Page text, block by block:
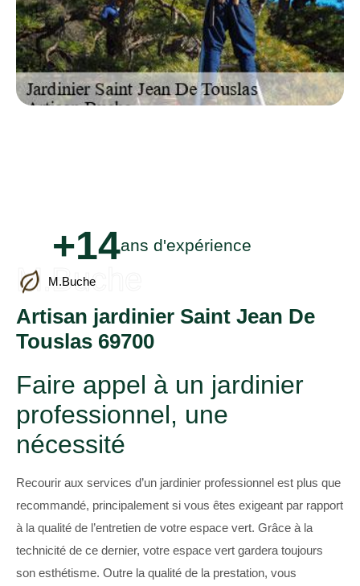
+14ans d'expérience
M.Buche
M.Buche
Artisan jardinier Saint Jean De
Touslas 69700
Faire appel à un jardinier
professionnel, une
nécessité
Recourir aux services d’un jardinier professionnel est plus que
recommandé, principalement si vous êtes exigeant par rapport
à la qualité de l’entretien de votre espace vert. Grâce à la
technicité de ce dernier, votre espace vert gardera toujours
son esthétisme. Outre la qualité de la prestation, vous